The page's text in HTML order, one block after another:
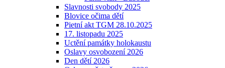
Slavnosti svobody 2025
Blovice očima dětí
Pietní akt TGM 28.10.2025
17. listopadu 2025
Uctění památky holokaustu
Oslavy osvobození 2026
Den dětí 2026